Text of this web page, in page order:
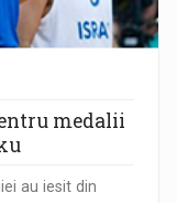
medalii
au iesit din